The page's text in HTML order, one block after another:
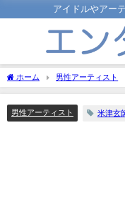
アイドルやアー
ホーム 男性アーティスト
の対談を公開！気になる内容は？
男性アーティスト 米津玄